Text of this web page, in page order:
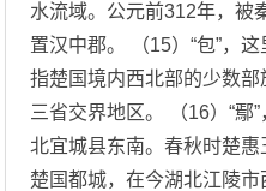
水流域。公元前312年，被
置汉中郡。 （15）“包”，
指楚国境内西北部的少数部
三省交界地区。 （16）“鄢
北宜城县东南。春秋时楚惠
楚国都城，在今湖北江陵